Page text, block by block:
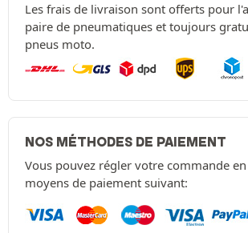
Les frais de livraison sont offerts pour
paire de pneumatiques et toujours
pneus moto.
NOS MÉTHODES DE PAIEMENT
Vous pouvez régler votre commande
moyens de paiement suivant: